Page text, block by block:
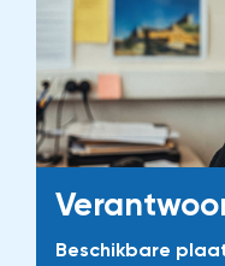
Beschikbare